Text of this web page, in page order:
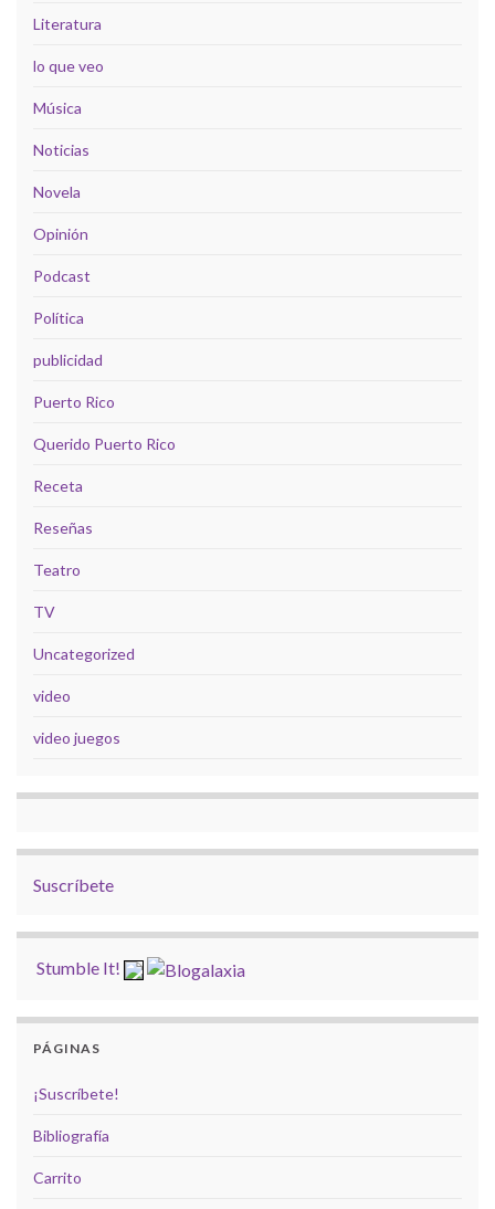
Literatura
lo que veo
Música
Noticias
Novela
Opinión
Podcast
Política
publicidad
Puerto Rico
Querido Puerto Rico
Receta
Reseñas
Teatro
TV
Uncategorized
video
video juegos
Suscríbete
Stumble It!
PÁGINAS
¡Suscríbete!
Bibliografía
Carrito